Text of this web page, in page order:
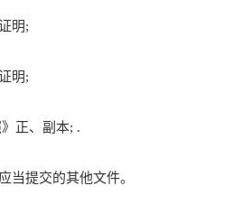
明;
明;
正、副本; .
提交的其他文件。